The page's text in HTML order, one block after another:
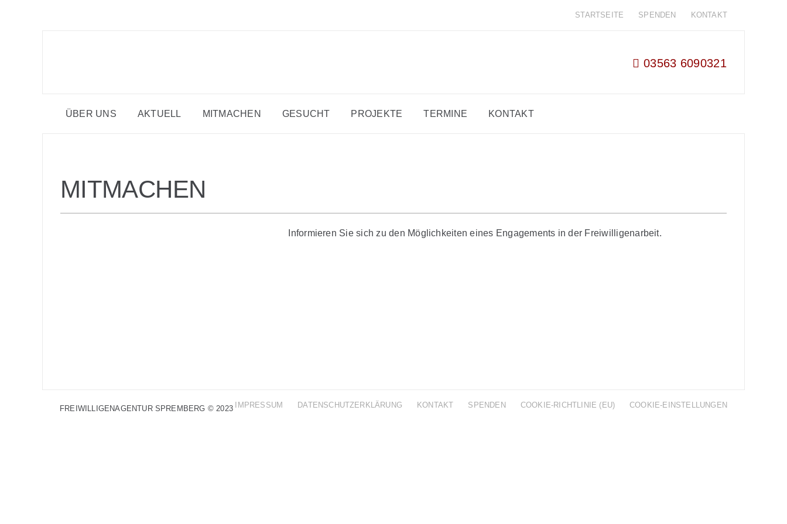
STARTSEITE SPENDEN KONTAKT
03563 6090321
ÜBER UNS AKTUELL MITMACHEN GESUCHT PROJEKTE TERMINE KONTAKT
MITMACHEN
Informieren Sie sich zu den Möglichkeiten eines Engagements in der Freiwilligenarbeit.
FREIWILLIGENAGENTUR SPREMBERG © 2023 IMPRESSUM DATENSCHUTZERKLÄRUNG KONTAKT SPENDEN COOKIE-RICHTLINIE (EU) COOKIE-EINSTELLUNGEN